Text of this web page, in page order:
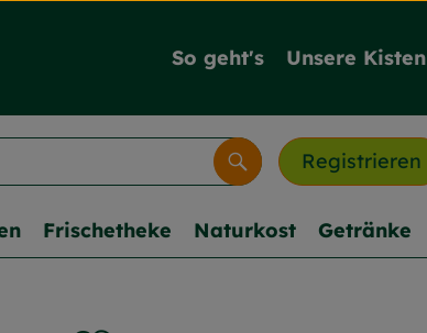
So geht's Unsere Kisten
Registrieren
Suchen
Frischetheke Naturkost Getränke